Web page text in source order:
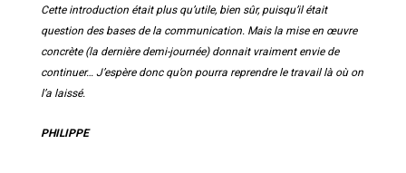
Cette introduction était plus qu’utile, bien sûr, puisqu’il était
question des bases de la communication. Mais la mise en œuvre
concrète (la dernière demi-journée) donnait vraiment envie de
continuer… J’espère donc qu’on pourra reprendre le travail là où on
l’a laissé.
PHILIPPE